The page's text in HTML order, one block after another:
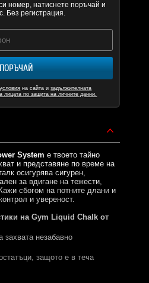
номер, натиснете поръчай и
Без регистрация.
на сайта изадължителната
лицата по защита на личните данни.
Systemе твоето тайно
и представяне по време на
осигурява сигурен,
за вдигане на тежести,
сбогом на потните длани и
и увереност.
на Gym Liquid Chalk от
захвата незабавно
защото е в теча